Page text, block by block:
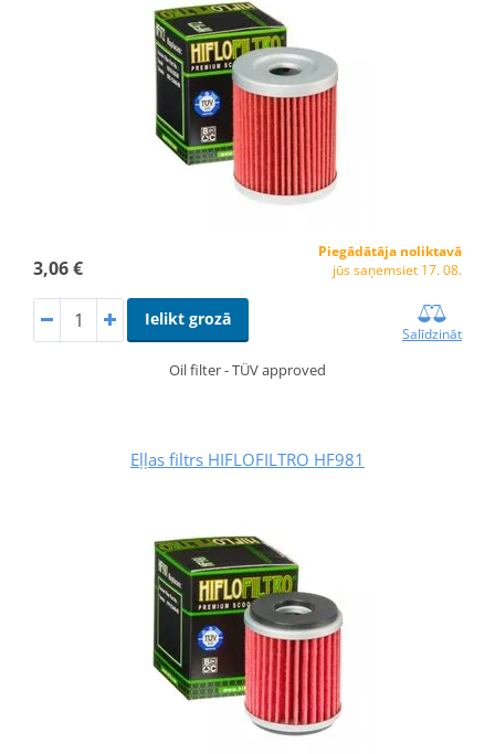
3,06 €
Piegādātāja noliktavā
jūs saņemsiet 17. 08.
Ielikt grozā
Salīdzināt
Oil filter - TÜV approved
Eļļas filtrs HIFLOFILTRO HF981